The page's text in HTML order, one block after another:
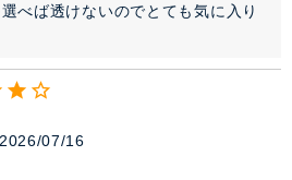
べば透けないのでとても気に入り
2026/07/16